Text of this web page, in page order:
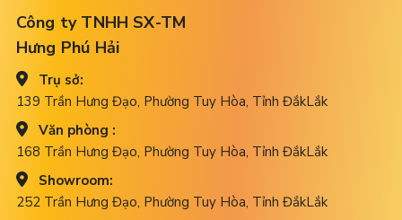
Công ty TNHH SX-TM
Hưng Phú Hải
Trụ sở:
139 Trần Hưng Đạo, Phường Tuy Hòa, Tỉnh ĐắkLắk
Văn phòng :
168 Trần Hưng Đạo, Phường Tuy Hòa, Tỉnh ĐắkLắk
Showroom:
252 Trần Hưng Đạo, Phường Tuy Hòa, Tỉnh ĐắkLắk